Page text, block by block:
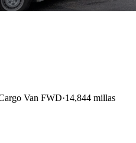
Van FWD 14,844 millas